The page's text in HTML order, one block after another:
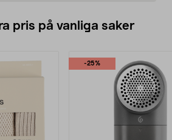
pris på vanliga saker
-25%